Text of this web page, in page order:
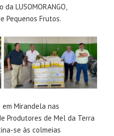
LUSOMORANGO,
Pequenos Frutos.
Mirandela nas
Produtores de Mel da Terra
se às colmeias